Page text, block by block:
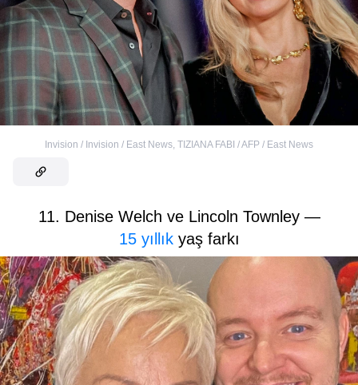
Invision / Invision / East News, TIZIANA FABI / AFP / East News
11. Denise Welch ve Lincoln Townley —
15 yıllıkyaş farkı